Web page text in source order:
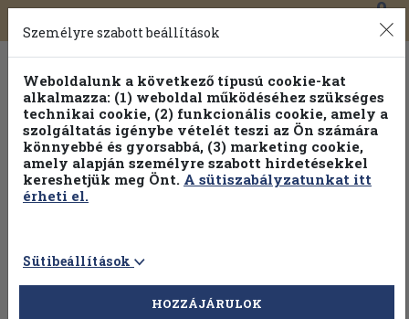
Toggle
navigation
0
Vissza az előző oldalra Válasszon példányt
Személyre szabott beállítások
Weboldalunk a következő típusú cookie-kat
alkalmazza: (1) weboldal működéséhez szükséges
technikai cookie, (2) funkcionális cookie, amely a
szolgáltatás igénybe vételét teszi az Ön számára
könnyebbé és gyorsabbá, (3) marketing cookie,
amely alapján személyre szabott hirdetésekkel
kereshetjük meg Önt. A sütiszabályzatunkat itt
érheti el.
Sütibeállítások
HOZZÁJÁRULOK